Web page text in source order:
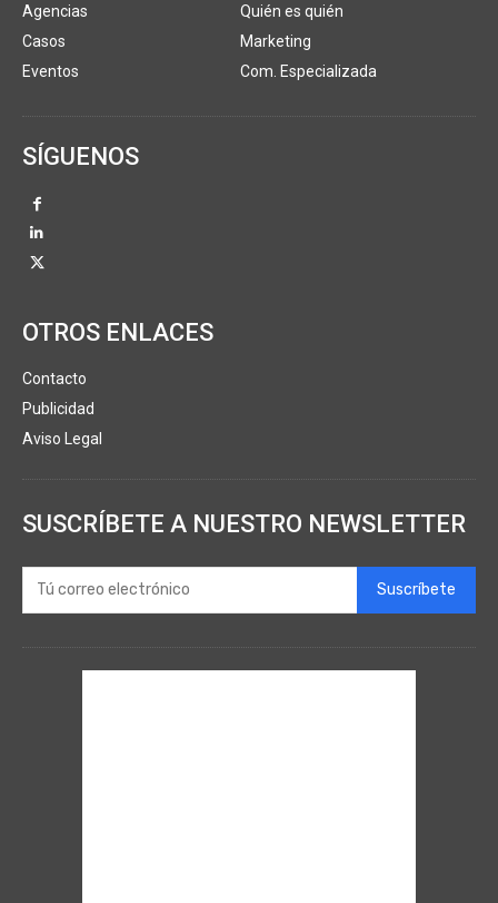
Agencias
Casos
Eventos
Quién es quién
Marketing
Com. Especializada
SÍGUENOS
OTROS ENLACES
Contacto
Publicidad
Aviso Legal
SUSCRÍBETE A NUESTRO NEWSLETTER
Suscríbete